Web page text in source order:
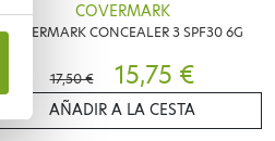
COVERMARK
COVERMARK CONCEALER 3 SPF30 6G
17,50 € 15,75 €
AÑADIR A LA CESTA